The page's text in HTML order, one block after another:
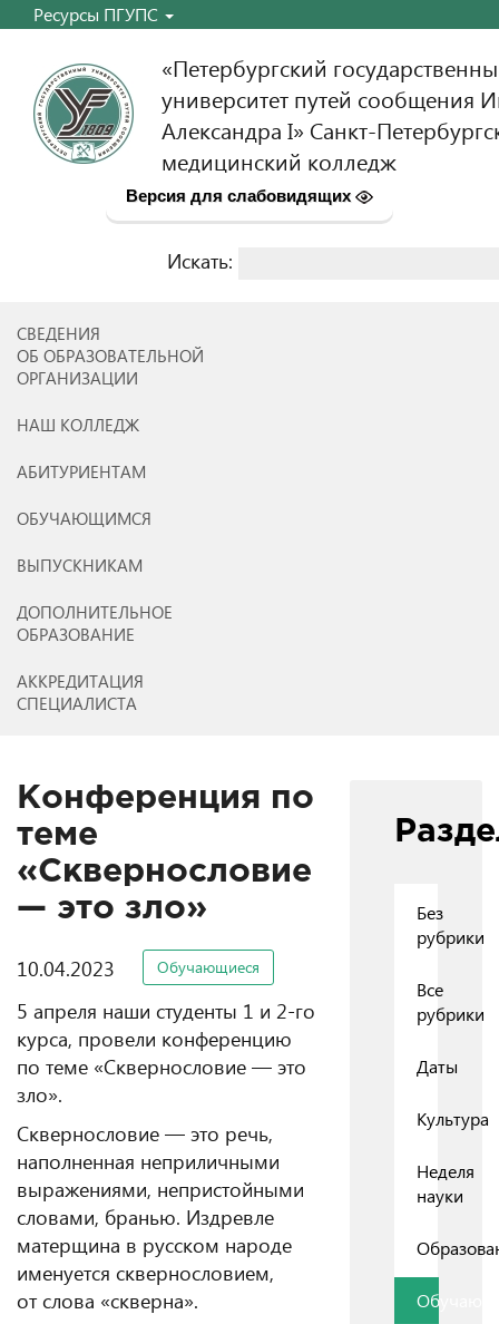
Ресурсы ПГУПС
«Петербургский
университет путей сообщения
Александра I» Санкт-
медицинский колледж
Версия для слабовидящих
Искать:
СВЕДЕНИЯ
ОБ ОБРАЗОВАТЕЛЬНОЙ
ОРГАНИЗАЦИИ
НАШ КОЛЛЕДЖ
АБИТУРИЕНТАМ
ОБУЧАЮЩИМСЯ
ВЫПУСКНИКАМ
ДОПОЛНИТЕЛЬНОЕ
ОБРАЗОВАНИЕ
АККРЕДИТАЦИЯ
СПЕЦИАЛИСТА
Конференция по
теме
«Сквернословие
— это зло»
10.04.2023 Обучающиеся
5 апреля наши студенты 1 и 2-го
курса, провели конференцию
по теме «Сквернословие — это
зло».
Сквернословие — это речь,
наполненная неприличными
выражениями, непристойными
словами, бранью. Издревле
матерщина в русском народе
именуется сквернословием,
от слова «скверна».
Без
рубрики
Все
рубрики
Даты
Культура
Неделя
науки